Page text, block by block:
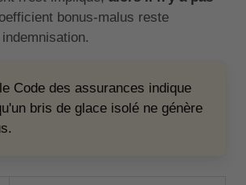
bonus-malus reste
Code des assurances indique
bris de glace isolé ne génère